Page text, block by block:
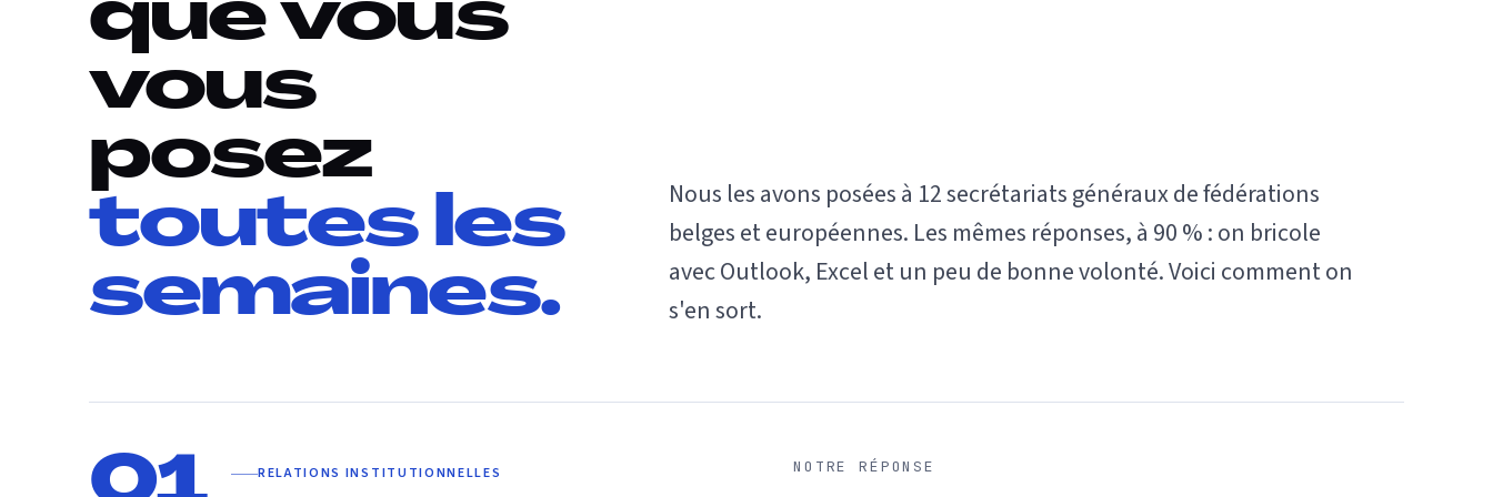
que vous
vous
posez
toutes les
semaines.
Nous les avons posées à 12 secrétariats généraux de fédérations
belges et européennes. Les mêmes réponses, à 90 % : on bricole
avec Outlook, Excel et un peu de bonne volonté. Voici comment on
s'en sort.
RELATIONS INSTITUTIONNELLES NOTRE RÉPONSE